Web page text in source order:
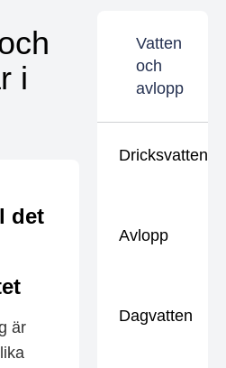
i
det
är
Vatten
och
avlopp
Dricksvatten
Avlopp
Dagvatten